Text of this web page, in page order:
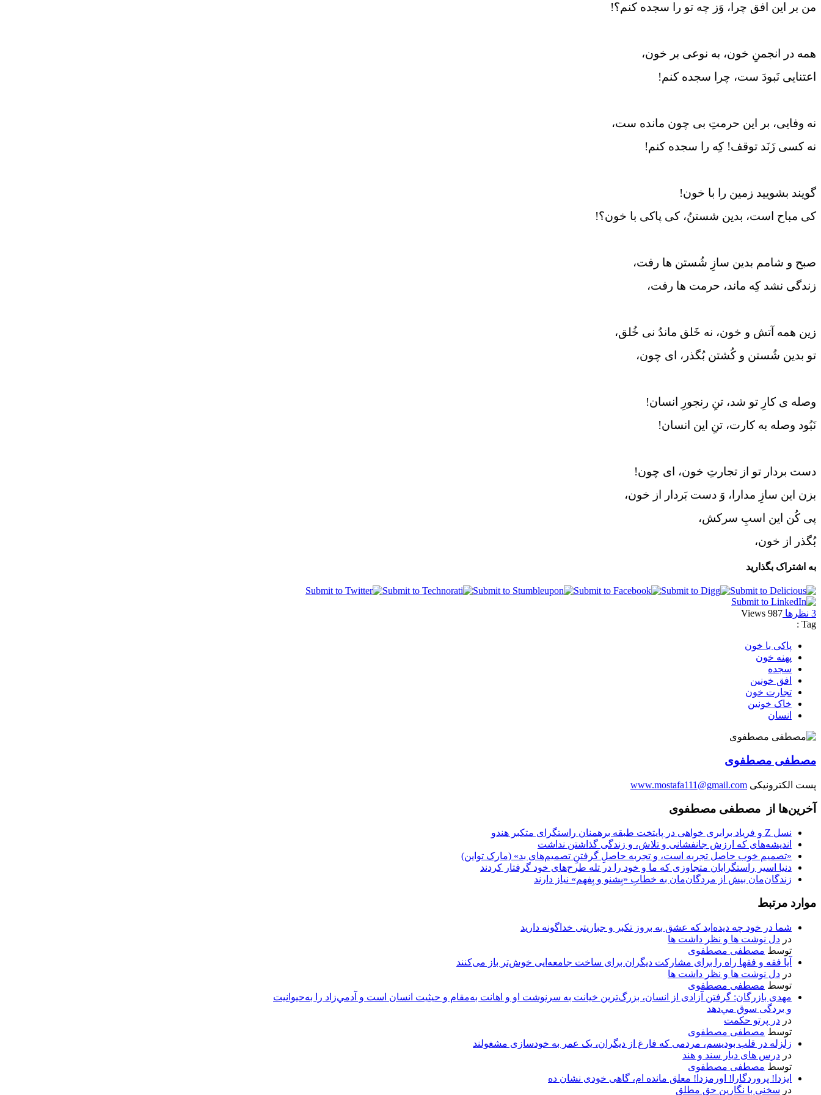
من بر این افق چرا، وَز چه تو را سجده کنم؟!
همه در انجمنِ خون، به نوعی بر خون،
اعتنایی نَبودَ ست، چرا سجده کنم!
نه وفایی، بر این حرمتِ بی چون مانده ست،
نه کسی زَنَد توقف! کِه را سجده کنم!
گویند بشویید زمین را با خون!
کی مباح است، بدین شستنُ، کی پاکی با خون؟!
صبح و شامم بدین سازِ شُستن ها رفت،
زندگی نشد کِه ماند، حرمت ها رفت،
زین همه آتش و خون، نه خَلق ماندُ نی خُلق،
تو بدین شُستن و کُشتن بُگذر، ای چون،
وصله ی کارِ تو شد، تنِ رنجورِ انسان!
نَبُود وصله به کارت، تنِ این انسان!
دست بردار تو از تجارتِ خون، ای چون!
بزن این سازِ مدارا، وَ دست بَردار از خون،
پی کُن این اسبِ سرکش،
بُگذر از خون،
به اشتراک بگذارید
3 نظرها
987 Views
Tag :
پاکی با خون
پهنه خون
سجده
افق خونین
تجارت خون
خاک خونین
انسان
مصطفی مصطفوی
پست الکترونیکی www.mostafa111@gmail.com
آخرین‌ها از مصطفی مصطفوی
نسل Z و فریاد برابری خواهی در پایتخت طبقه برهمنان راستگرای متکبر هندو
اندیشه‌های که ارزش جانفشانی و تلاش، و زندگی گذاشتن نداشت
«تصمیم‌ خوب حاصل تجربه‌ است، و تجربه حاصلِ گرفتنِ تصمیم‌های بد» (مارک تواین)
دنیا اسیر راستگرایان متجاوزی‌ که ما و خود را در تله طرح‌های خود گرفتار کردند
زندگان‌مان بیش از مردگان‌مان به خطابِ «بِشنو و بِفهم» نیاز دارند
موارد مرتبط
شما در خود چه دیده‌اید که عشق به بروز تکبر و جباریتی خداگونه‌ دارید
در دل نوشت ها و نظر داشت ها
توسط مصطفی مصطفوی
آیا فقه و فقها راه را برای مشارکت دیگران برای ساخت جامعه‌ایی خوش‌تر باز می‌کنند
در دل نوشت ها و نظر داشت ها
توسط مصطفی مصطفوی
مهدی بازرگان: گرفتن آزادی از انسان، بزرگ‌ترين خيانت به سرنوشت او و اهانت به‌مقام و حيثيت انسان است و آدمي‌زاد را به‌حيوانيت
و بردگی سوق مي‌دهد
در در پرتو حکمت
توسط مصطفی مصطفوی
زلزله در قلب بودیسم، مردمی که فارغ از دیگران، یک عمر به خودسازی مشغولند
در درس های دیار سند و هند
توسط مصطفی مصطفوی
ایزدا! پروردگارا! اورمزدا! معلق مانده ام، گاهی خودی نشان ده
در سخنی با نگارین حق مطلق